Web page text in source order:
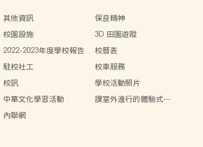
其他資訊
保良精神
校園設施
3D 田園遊蹤
2022-2023年度學校報告
校曆表
駐校社工
校車服務
校訊
學校活動照片
中華文化學習活動
課室外進行的體驗式學
內聯網